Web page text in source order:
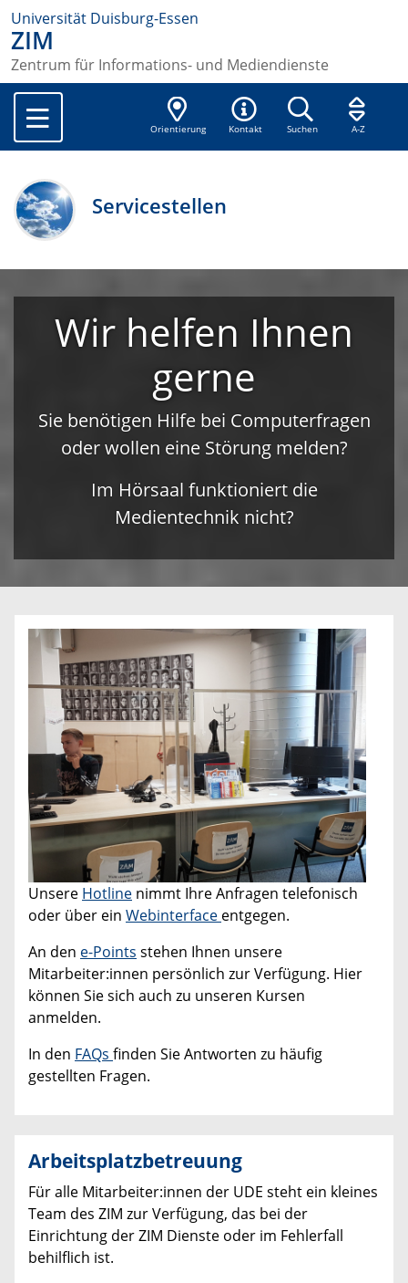
Universität Duisburg-Essen
ZIM
Zentrum für Informations- und Mediendienste
Orientierung Kontakt Suchen A-Z
Servicestellen
Wir helfen Ihnen
gerne
Sie benötigen Hilfe bei Computerfragen
oder wollen eine Störung melden?
Im Hörsaal funktioniert die
Medientechnik nicht?
Unsere Hotline nimmt Ihre Anfragen telefonisch
oder über ein Webinterface entgegen.
An den e-Points stehen Ihnen unsere
Mitarbeiter:innen persönlich zur Verfügung. Hier
können Sie sich auch zu unseren Kursen
anmelden.
In den FAQs finden Sie Antworten zu häufig
gestellten Fragen.
Arbeitsplatzbetreuung
Für alle Mitarbeiter:innen der UDE steht ein kleines
Team des ZIM zur Verfügung, das bei der
Einrichtung der ZIM Dienste oder im Fehlerfall
behilflich ist.